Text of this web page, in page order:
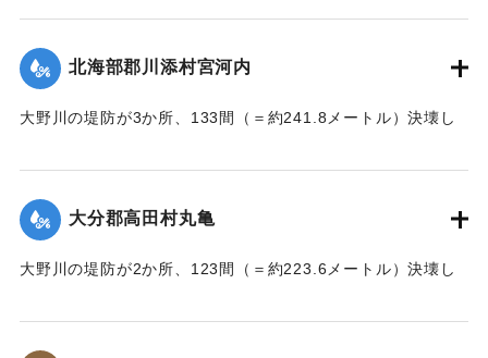
｜固有コード: 002680202
北海部郡川添村宮河内
大野川の堤防が3か所、133間（＝約241.8メートル）決壊し
｜固有コード: 002680205
大分郡高田村丸亀
大野川の堤防が2か所、123間（＝約223.6メートル）決壊し